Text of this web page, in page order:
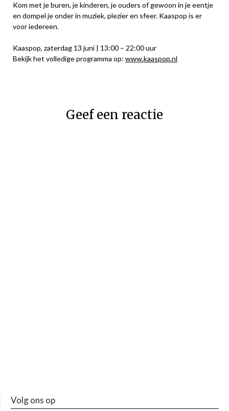
Kom met je buren, je kinderen, je ouders of gewoon in je eentje
en dompel je onder in muziek, plezier en sfeer. Kaaspop is er
voor iedereen.
Kaaspop, zaterdag 13 juni | 13:00 – 22:00 uur
Bekijk het volledige programma op: www.kaaspop.nl
Geef een reactie
Volg ons op